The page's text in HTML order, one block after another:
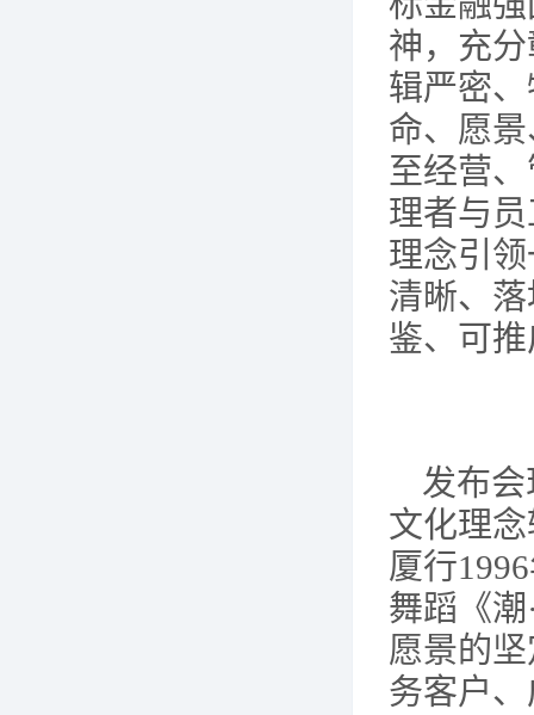
神，充
辑严密
命、愿
至经营
理者与
理念引
清晰、
鉴、可
发布
文化理
厦行
舞蹈《
愿景的
务客户